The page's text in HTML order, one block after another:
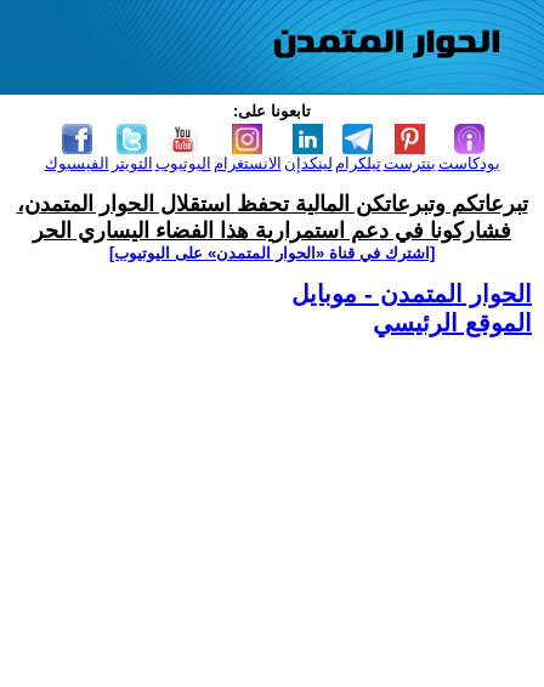
تابعونا على:
الفيسبوك التويتر اليوتيوب الانستغرام لينكدإن تيلكرامبنترست بودكاست
تبرعاتكم وتبرعاتكن المالية تحفظ استقلال الحوار المتمدن،
فشاركونا في دعم استمرارية هذا الفضاء اليساري الحر
[اشترك في قناة ‫«الحوار المتمدن» على اليوتيوب]
الحوار المتمدن - موبايل
الموقع الرئيسي